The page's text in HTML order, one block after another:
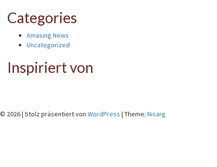
Categories
Amasing News
Uncategorized
Inspiriert von
© 2026| Stolz präsentiert von WordPress | Theme: Nisarg